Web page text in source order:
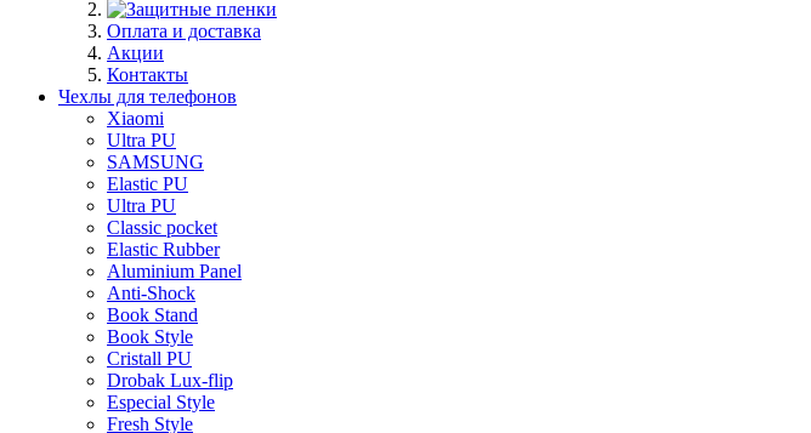
Оплата и доставка
Акции
Контакты
Чехлы для телефонов
Xiaomi
Ultra PU
SAMSUNG
Elastic PU
Ultra PU
Classic pocket
Elastic Rubber
Aluminium Panel
Anti-Shock
Book Stand
Book Style
Cristall PU
Drobak Lux-flip
Especial Style
Fresh Style